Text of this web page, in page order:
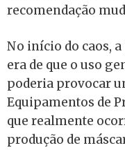
recomendação
No início do caos,
era de que o uso
poderia provocar
Equipamentos de
que realmente
produção de